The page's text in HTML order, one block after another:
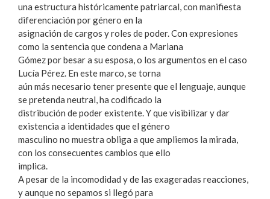
una estructura históricamente patriarcal, con manifiesta
diferenciación por género en la
asignación de cargos y roles de poder. Con expresiones
como la sentencia que condena a Mariana
Gómez por besar a su esposa, o los argumentos en el caso
Lucía Pérez. En este marco, se torna
aún más necesario tener presente que el lenguaje, aunque
se pretenda neutral, ha codificado la
distribución de poder existente. Y que visibilizar y dar
existencia a identidades que el género
masculino no muestra obliga a que ampliemos la mirada,
con los consecuentes cambios que ello
implica.
A pesar de la incomodidad y de las exageradas reacciones,
y aunque no sepamos si llegó para